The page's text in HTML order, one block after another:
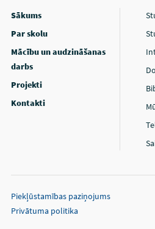
Sākums
Par skolu
Mācību un audzināšanas
darbs
Projekti
Kontakti
Piekļūstamības paziņojums
Privātuma politika